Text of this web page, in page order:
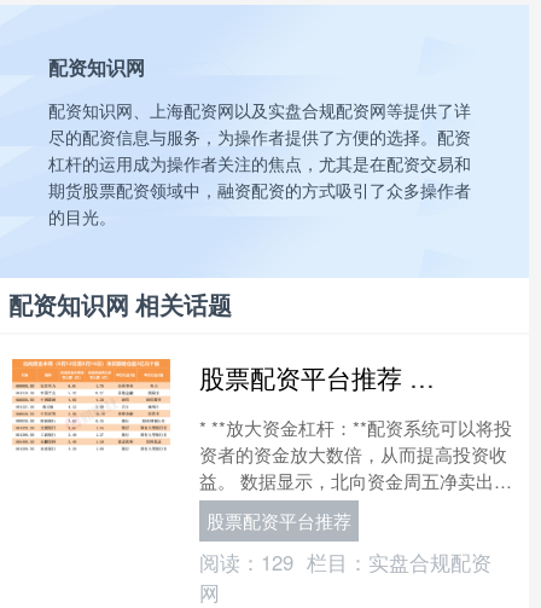
配资知识网
配资知识网、上海配资网以及实盘合规配资网等提供了详
尽的配资信息与服务，为操作者提供了方便的选择。配资
杠杆的运用成为操作者关注的焦点，尤其是在配资交易和
期货股票配资领域中，融资配资的方式吸引了众多操作者
的目光。
配资知识网 相关话题
股票配资平台推荐 北向资金投资路线最新看点 本周加仓超3亿个股名单来了
* **放大资金杠杆：**配资系统可以将投
资者的资金放大数倍，从而提高投资收
益。 数据显示，北向资金周五净卖出
67.75亿元。本周，北向资金合计净卖出
50.36....
股票配资平台推荐
阅读： 129 栏目： 实盘合规配资
网